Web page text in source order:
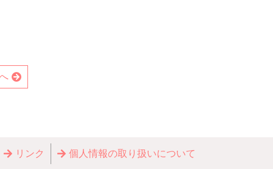
リンク 個⼈情報の取り扱いについて